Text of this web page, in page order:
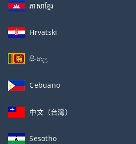
ភាសាខ្មែរ
Hrvatski
සිංහල
Cebuano
中文（台灣）
Sesotho